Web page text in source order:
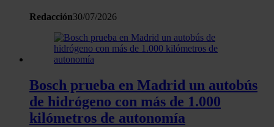
Redacción30/07/2026
Bosch prueba en Madrid un autobús
de hidrógeno con más de 1.000
kilómetros de autonomía